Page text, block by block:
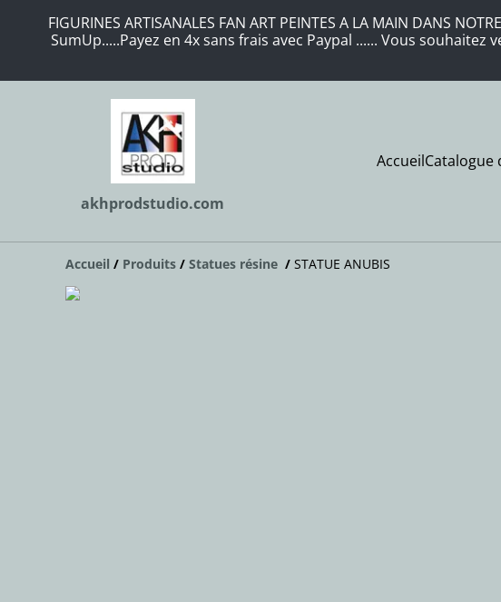
FIGURINES ARTISANALES FAN ART PEINTES A LA MAIN DANS
SumUp.....Payez en 4x sans frais avec Paypal ...... Vous
akhprodstudio.com
AccueilCatalogue
Accueil / Produits / Statues résine / STATUE ANUBIS